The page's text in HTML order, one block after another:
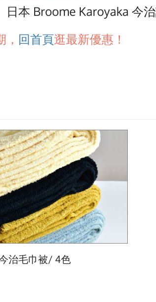
日本 Broome Karoyaka
回首頁逛最新優惠！
治毛巾被/ 4色